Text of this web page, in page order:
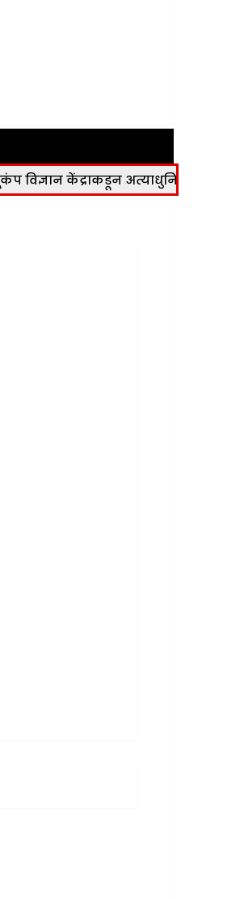
केंद्राकडून अत्याधुनिक भूकंप मापन केंद्र